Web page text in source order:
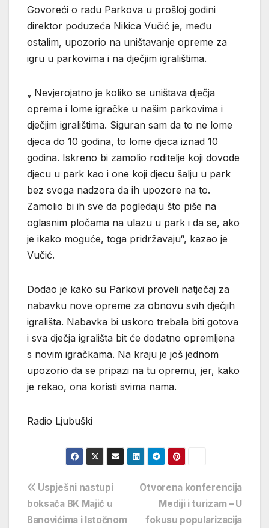
Govoreći o radu Parkova u prošloj godini
direktor poduzeća Nikica Vučić je, među
ostalim, upozorio na uništavanje opreme za
igru u parkovima i na dječjim igralištima.
„ Nevjerojatno je koliko se uništava dječja
oprema i lome igračke u našim parkovima i
dječjim igralištima. Siguran sam da to ne lome
djeca do 10 godina, to lome djeca iznad 10
godina. Iskreno bi zamolio roditelje koji dovode
djecu u park kao i one koji djecu šalju u park
bez svoga nadzora da ih upozore na to.
Zamolio bi ih sve da pogledaju što piše na
oglasnim pločama na ulazu u park i da se, ako
je ikako moguće, toga pridržavaju“, kazao je
Vučić.
Dodao je kako su Parkovi proveli natječaj za
nabavku nove opreme za obnovu svih dječjih
igrališta. Nabavka bi uskoro trebala biti gotova
i sva dječja igrališta bit će dodatno opremljena
s novim igračkama. Na kraju je još jednom
upozorio da se pripazi na tu opremu, jer, kako
je rekao, ona koristi svima nama.
Radio Ljubuški
Navigacija
objava
Otvorena konferencija
Mediji i turizam – U
fokusu popularizacija
Uspješni nastupi
boksača BK Majić u
Banovićima i Istočnom